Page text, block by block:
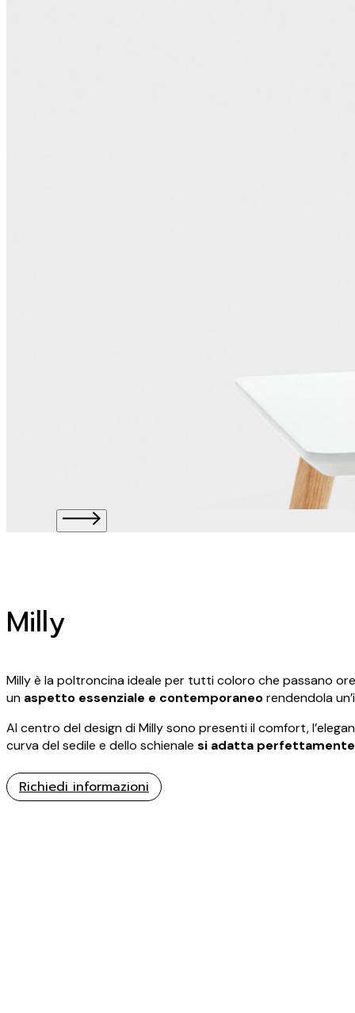
Milly
Milly è la poltroncina ideale per tutti coloro che passano
un aspetto essenziale e contemporaneorendendola
Al centro del design di Milly sono presenti il comfort,
curva del sedile e dello schienale si adatta
Richiedi informazioni